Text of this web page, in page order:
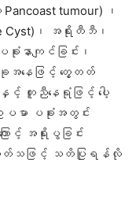
tumour) ၊
Cyst)၊ အရိုးတီဘီ၊
းနာကျင်ခြင်း၊
အနေဖြင့် တွေ့တတ်
င့် တူညီနေရုံဖြင့် ပေါ့
မာ ပခုံးအတွင်း
ြောင့် အရိုးပွခြင်း
ေါ်တတ်သဖြင့် သတိပြုရန်လို